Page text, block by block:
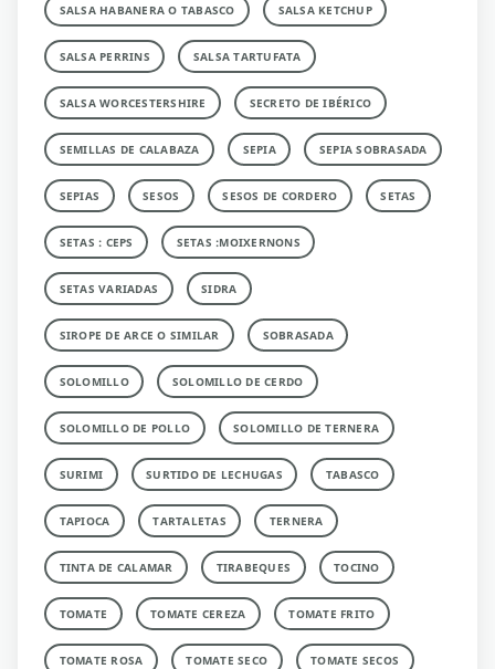
SALSA HABANERA O TABASCO SALSA KETCHUP
SALSA PERRINS SALSA TARTUFATA
SALSA WORCESTERSHIRE SECRETO DE IBÉRICO
SEMILLAS DE CALABAZA SEPIA SEPIA SOBRASADA
SEPIAS SESOS SESOS DE CORDERO SETAS
SETAS : CEPS SETAS :MOIXERNONS
SETAS VARIADAS SIDRA
SIROPE DE ARCE O SIMILAR SOBRASADA
SOLOMILLO SOLOMILLO DE CERDO
SOLOMILLO DE POLLO SOLOMILLO DE TERNERA
SURIMI SURTIDO DE LECHUGAS TABASCO
TAPIOCA TARTALETAS TERNERA
TINTA DE CALAMAR TIRABEQUES TOCINO
TOMATE TOMATE CEREZA TOMATE FRITO
TOMATE ROSA TOMATE SECO TOMATE SECOS